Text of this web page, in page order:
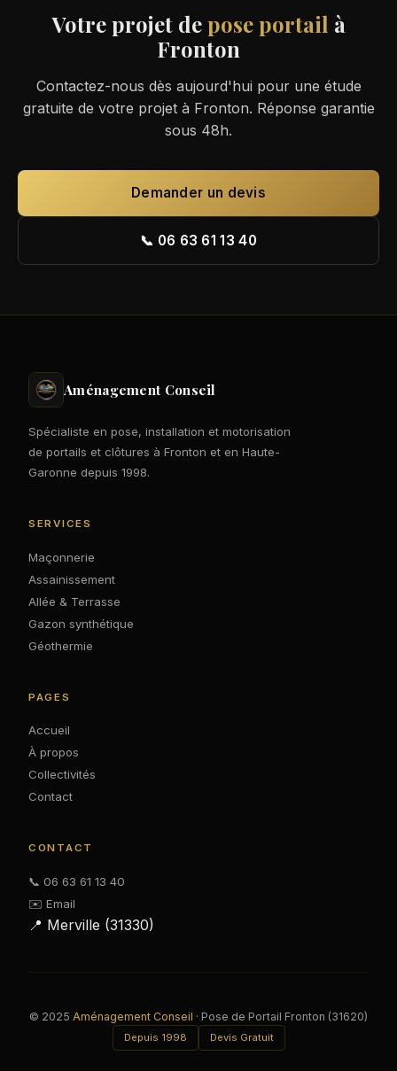
Votre projet depose portail à
Fronton
Contactez-nous dès aujourd'hui pour une étude
gratuite de votre projet à Fronton. Réponse garantie
sous 48h.
Demander un devis
📞 06 63 61 13 40
Aménagement Conseil
Spécialiste en pose, installation et motorisation
de portails et clôtures à Fronton et en Haute-
Garonne depuis 1998.
SERVICES
Maçonnerie
Assainissement
Allée & Terrasse
Gazon synthétique
Géothermie
PAGES
Accueil
À propos
Collectivités
Contact
CONTACT
📞 06 63 61 13 40
✉️ Email
📍 Merville (31330)
© 2025 Aménagement Conseil · Pose de Portail Fronton (31620)
Depuis 1998 Devis Gratuit